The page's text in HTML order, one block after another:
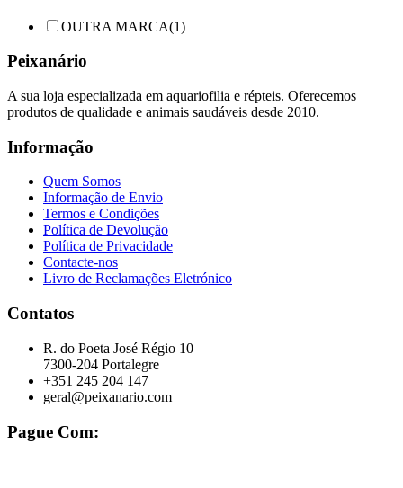
OUTRA MARCA(1)
Peixanário
A sua loja especializada em aquariofilia e répteis. Oferecemos
produtos de qualidade e animais saudáveis desde 2010.
Informação
Quem Somos
Informação de Envio
Termos e Condições
Política de Devolução
Política de Privacidade
Contacte-nos
Livro de Reclamações Eletrónico
Contatos
R. do Poeta José Régio 10
7300-204 Portalegre
+351 245 204 147
geral@peixanario.com
Pague Com: